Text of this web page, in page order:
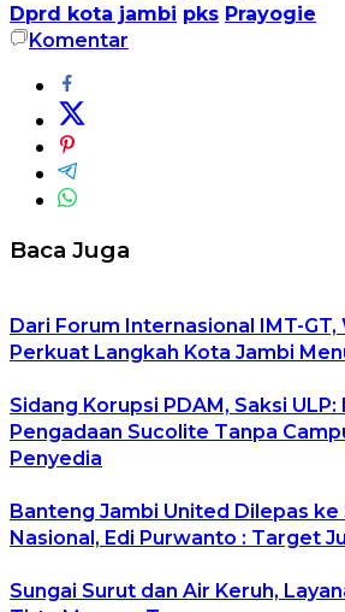
Dprd kota jambi pks Prayogie
Komentar
Baca Juga
Dari Forum Internasional IMT-GT,
Perkuat Langkah Kota Jambi
Sidang Korupsi PDAM, Saksi ULP:
Pengadaan Sucolite Tanpa
Penyedia
Banteng Jambi United Dilepas ke
Nasional, Edi Purwanto : Target
Sungai Surut dan Air Keruh,